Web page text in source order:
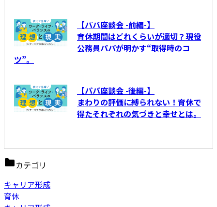
【パパ座談会 -前編-】
育休期間はどれくらいが適切？現役
公務員パパが明かす“取得時のコ
ツ”。
【パパ座談会 -後編-】
まわりの評価に縛られない！育休で
得たそれぞれの気づきと幸せとは。
カテゴリ
キャリア形成
育休